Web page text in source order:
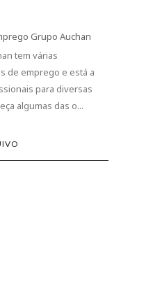
Grupo Auchan
tem várias
de emprego e está a
para diversas
algumas das o...